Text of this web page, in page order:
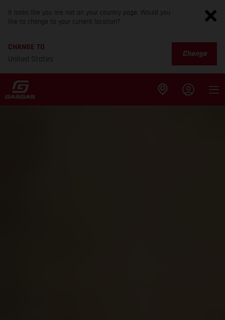
It looks like you are not on your country page. Would you
like to change to your current location?
CHANGE TO
United States
Change